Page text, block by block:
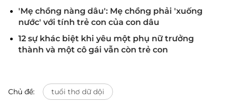
'Mẹ chồng nàng dâu': Mẹ chồng phải 'xuống
nước' với tính trẻ con của con dâu
12 sự khác biệt khi yêu một phụ nữ trưởng
thành và một cô gái vẫn còn trẻ con
Chủ đề: tuổi thơ dữ dội